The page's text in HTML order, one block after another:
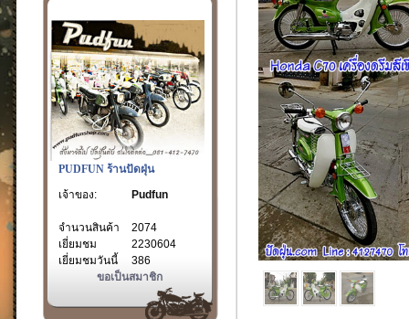
PUDFUN ร้านปัดฝุ่น
เจ้าของ:
Pudfun
จำนวนสินค้า
2074
เยี่ยมชม
2230604
เยี่ยมชมวันนี้
386
ขอเป็นสมาชิก